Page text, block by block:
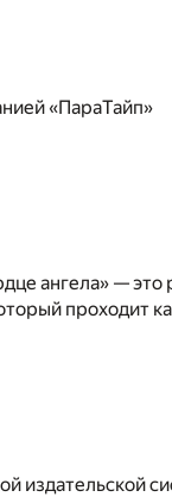
«ПараТайп»
ангела» —
проходит
издательской